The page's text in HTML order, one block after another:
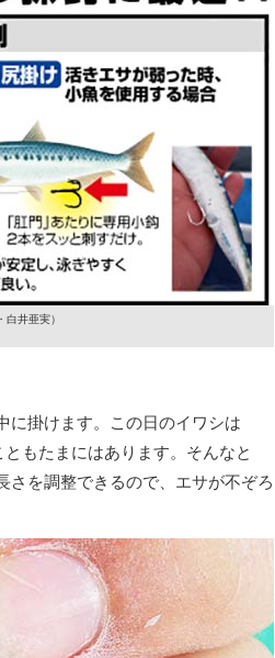
井亜実）
に掛けます。この日のイワシは
もたまにはあります。そんなと
さを調整できるので、エサが不ぞろ